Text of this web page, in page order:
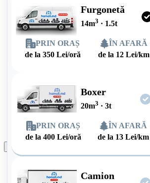
Furgonetă
14m3 · 1.5t
PRIN ORAȘ
de la 350 Lei/oră
ÎN AFARĂ
de la 12 Lei/km
Boxer
20m3 · 3t
PRIN ORAȘ
de la400 Lei/oră
ÎN AFARĂ
de la 13 Lei/km
Camion
Plasează comanda